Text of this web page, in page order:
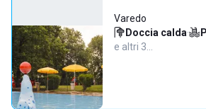
Varedo
Doccia calda·
e altri 3…